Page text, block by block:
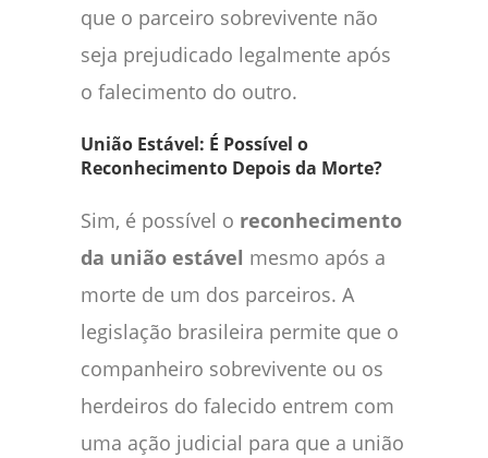
que o parceiro sobrevivente não
seja prejudicado legalmente após
o falecimento do outro.
União Estável: É Possível o
Reconhecimento Depois da Morte?
Sim, é possível o reconhecimento
da união estável mesmo após a
morte de um dos parceiros. A
legislação brasileira permite que o
companheiro sobrevivente ou os
herdeiros do falecido entrem com
uma ação judicial para que a união